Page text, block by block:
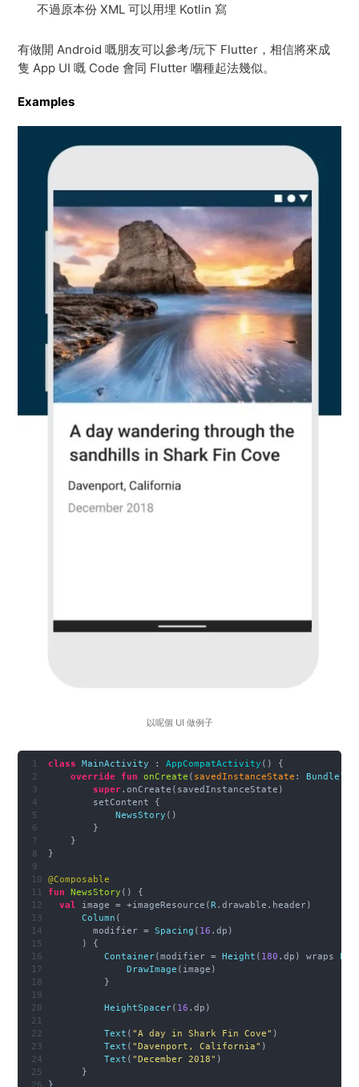
不過原本份 XML 可以用埋 Kotlin 寫
有做開 Android 嘅朋友可以參考/玩下 Flutter，相信將來成
隻 App UI 嘅 Code 會同 Flutter 嗰種起法幾似。
Examples
以呢個 UI 做例子
class MainActivity : AppCompatActivity () {
override
fun onCreate ( savedInstanceState : Bundle?
super.onCreate(savedInstanceState)
        setContent {
NewsStory ()
        }
    }
}
@Composable
fun
NewsStory () {
val image = +imageResource(R.drawable.header)
Column (
        modifier =
Spacing ( 16 .dp)
      ) {
Container(modifier = Height ( 180 .dp) wraps
DrawImage (image)
          }
HeightSpacer( 16 .dp)
Text ( "A day in Shark Fin Cove" )
Text ( "Davenport, California" )
Text ( "December 2018" )
      }
}